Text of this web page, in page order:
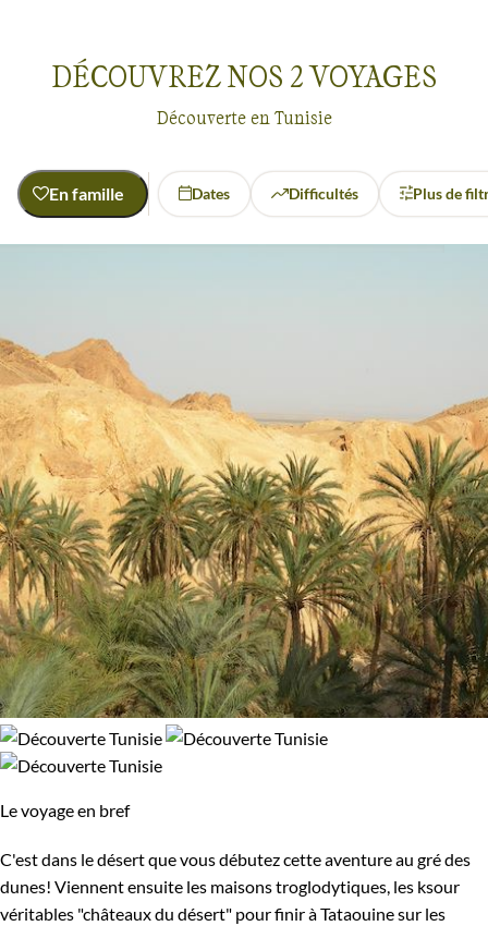
Découverte
100% de satisfaction
DÉCOUVREZ NOS 2VOYAGES
Découverte en Tunisie
En famille Dates Difficultés Plus de
Confort
Bivouac, sous tente Refuge, gîte, dortoir
Le voyage en bref
C'est dans le désert que vous débutez cette aventure au gré des
dunes! Viennent ensuite les maisons troglodytiques, les ksour
véritables "châteaux du désert" pour finir à Tataouine sur les